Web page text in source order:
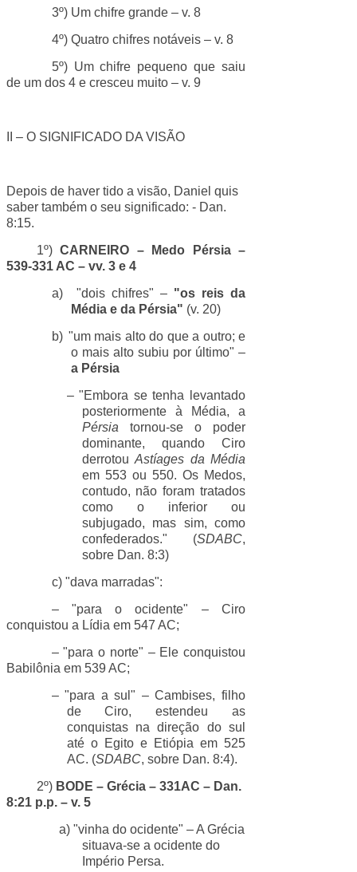
3º) Um chifre grande – v. 8
4º) Quatro chifres notáveis – v. 8
5º) Um chifre pequeno que saiu
de um dos 4 e cresceu muito – v. 9
II – O SIGNIFICADO DA VISÃO
Depois de haver tido a visão, Daniel quis
saber também o seu significado: - Dan.
8:15.
1º)CARNEIRO – Medo Pérsia –
539-331 AC – vv. 3 e 4
a)
"dois chifres" – "os reis da
Média e da Pérsia" (v. 20)
b) "um mais alto do que a outro; e
o mais alto subiu por último" –
a Pérsia
– "Embora se tenha levantado
posteriormente à Média, a
Pérsia tornou-se o poder
dominante, quando Ciro
derrotouAstíages da Média
em 553 ou 550. Os Medos,
contudo, não foram tratados
como o inferior ou
subjugado, mas sim, como
confederados." (SDABC,
sobre Dan. 8:3)
c) "dava marradas":
– "para o ocidente" – Ciro
conquistou a Lídia em 547 AC;
– "para o norte" – Ele conquistou
Babilônia em 539 AC;
– "para a sul" – Cambises, filho
de Ciro, estendeu as
conquistas na direção do sul
até o Egito e Etiópia em 525
AC. (SDABC, sobre Dan. 8:4).
2º) BODE – Grécia – 331AC – Dan.
8:21 p.p. – v. 5
a) "vinha do ocidente" – A Grécia
situava-se a ocidente do
Império Persa.